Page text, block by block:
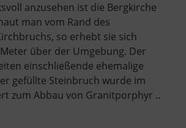
anzusehen ist die Bergkirche
man vom Rand des
so erhebt sie sich
über der Umgebung. Der
einschließende ehemalige
gefüllte Steinbruch wurde im
zum Abbau von Granitporphyr ..